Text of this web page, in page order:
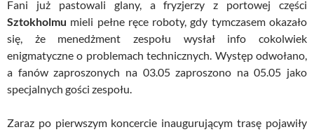
Fani już pastowali glany, a fryzjerzy z portowej części
Sztokholmu mieli pełne ręce roboty, gdy tymczasem okazało
się, że menedżment zespołu wysłał info cokolwiek
enigmatyczne o problemach technicznych. Występ odwołano,
a fanów zaproszonych na 03.05 zaproszono na 05.05 jako
specjalnych gości zespołu.
Zaraz po pierwszym koncercie inaugurującym trasę pojawiły